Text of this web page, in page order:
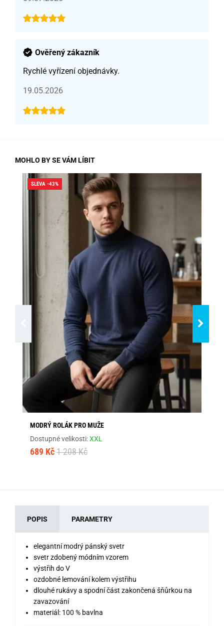
Ověřený zákazník
Rychlé vyřízení objednávky.
19.05.2026
MOHLO BY SE VÁM LÍBIT
SLEVA -43%
MODRÝ ROLÁK PRO MUŽE
Dostupné velikosti:XXL
689 Kč 1 208 Kč
POPIS PARAMETRY
elegantní modrý pánský svetr
svetr zdobený módním vzorem
výstřih do V
ozdobné lemování kolem výstřihu
dlouhé rukávy a spodní část zakončená šňůrkou na
zavazování
materiál: 100 % bavlna